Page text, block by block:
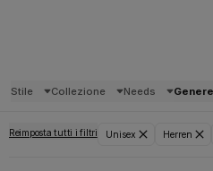
Stile Collezione Needs Genere
Reimposta tutti i filtri Unisex Herren